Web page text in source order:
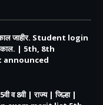
निकाल जाहीर. Student login
| 5th, 8th
announced
5वी व 8वी | राज्य | जिल्हा |